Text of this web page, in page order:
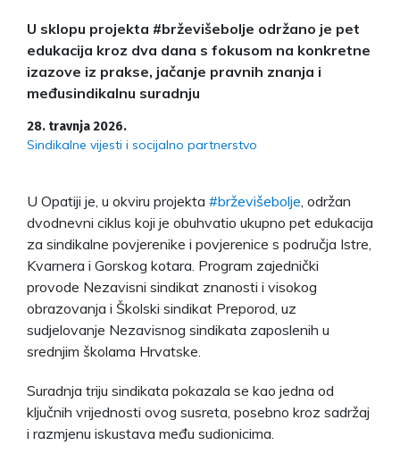
U sklopu projekta #brževišebolje održano je pet
edukacija kroz dva dana s fokusom na konkretne
izazove iz prakse, jačanje pravnih znanja i
međusindikalnu suradnju
28. travnja 2026.
Sindikalne vijesti i socijalno partnerstvo
U Opatiji je, u okviru projekta #brževišebolje , održan
dvodnevni ciklus koji je obuhvatio ukupno pet edukacija
za sindikalne povjerenike i povjerenice s područja Istre,
Kvarnera i Gorskog kotara. Program zajednički
provode Nezavisni sindikat znanosti i visokog
obrazovanja i Školski sindikat Preporod, uz
sudjelovanje Nezavisnog sindikata zaposlenih u
srednjim školama Hrvatske.
Suradnja triju sindikata pokazala se kao jedna od
ključnih vrijednosti ovog susreta, posebno kroz sadržaj
i razmjenu iskustava među sudionicima.